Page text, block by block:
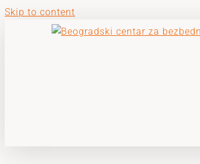
Skip to content